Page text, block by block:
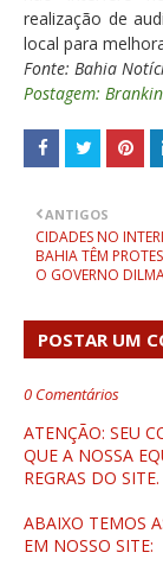
realização de
local para
Fonte: Bahia
Postagem:
ANTIGOS
CIDADES NO
BAHIA TÊM
O GOVERNO
POSTAR UM
0 Comentários
ATENÇÃO: SEU
QUE A NOSSA
REGRAS DO SITE.
ABAIXO TEMOS
EM NOSSO SITE: